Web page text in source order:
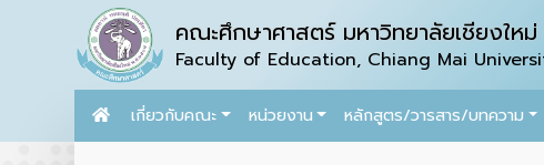
คณะศึกษาศาสตร์ มหาวิทยาลัยเชียงใหม่
Faculty of Education, Chiang Mai
เกี่ยวกับคณะ หน่วยงาน หลักสูตร/วารสาร/บทความ